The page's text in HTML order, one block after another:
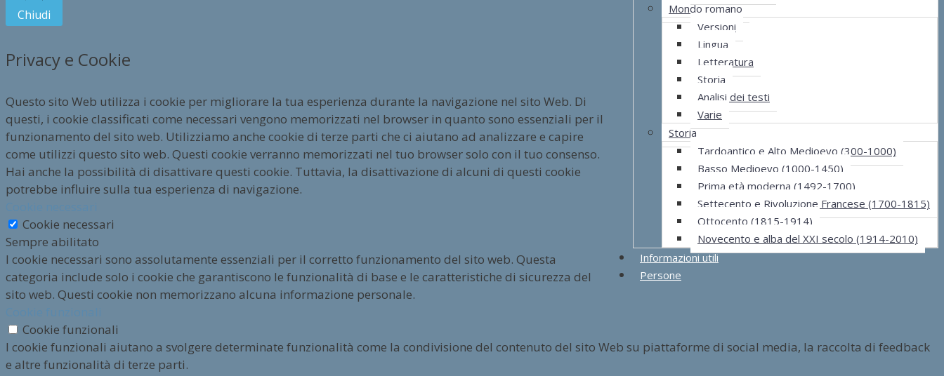
Mondo romano
Versioni
Lingua
Letteratura
Storia
Analisi dei testi
Varie
Storia
Tardoantico e Alto Medioevo (300-1000)
Basso Medioevo (1000-1450)
Prima età moderna (1492-1700)
Settecento e Rivoluzione Francese (1700-1815)
Ottocento (1815-1914)
Novecento e alba del XXI secolo (1914-2010)
Informazioni utili
Persone
Chiudi
Privacy e Cookie
Questo sito Web utilizza i cookie per migliorare la tua esperienza durante la navigazione nel sito Web. Di
questi, i cookie classificati come necessari vengono memorizzati nel browser in quanto sono essenziali per il
funzionamento del sito web. Utilizziamo anche cookie di terze parti che ci aiutano ad analizzare e capire
come utilizzi questo sito web. Questi cookie verranno memorizzati nel tuo browser solo con il tuo consenso.
Hai anche la possibilità di disattivare questi cookie. Tuttavia, la disattivazione di alcuni di questi cookie
potrebbe influire sulla tua esperienza di navigazione.
Cookie necessari
Sempre abilitato
I cookie necessari sono assolutamente essenziali per il corretto funzionamento del sito web. Questa
categoria include solo i cookie che garantiscono le funzionalità di base e le caratteristiche di sicurezza del
sito web. Questi cookie non memorizzano alcuna informazione personale.
Cookie funzionali
I cookie funzionali aiutano a svolgere determinate funzionalità come la condivisione del contenuto del sito Web su piattaforme di social media, la raccolta di feedback
e altre funzionalità di terze parti.